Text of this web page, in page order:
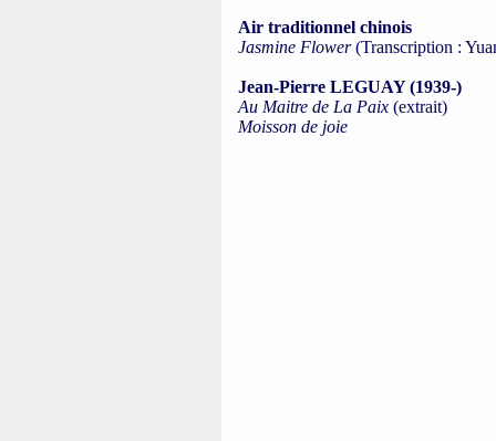
Air traditionnel chinois
Jasmine Flower(Transcription :
Jean-Pierre LEGUAY (1939-)
Au Maitre de La Paix (extrait)
Moisson de joie